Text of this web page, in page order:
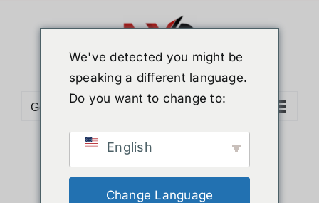
Go to...
Sort byPrice
Show12 Products
We've detected you might be
speaking a different language.
Do you want to change to:
English
Change Language